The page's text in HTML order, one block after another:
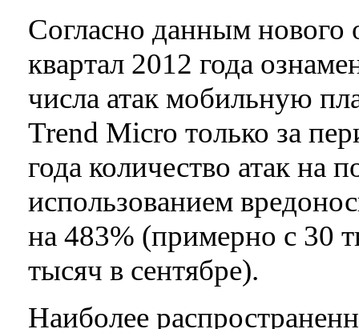
Согласно данным нового
квартал 2012 года
числа атак мобильную
Trend Micro только за
года количество атак на
использованием
на 483% (примерно с 30
тысяч в сентябре).
Наиболее